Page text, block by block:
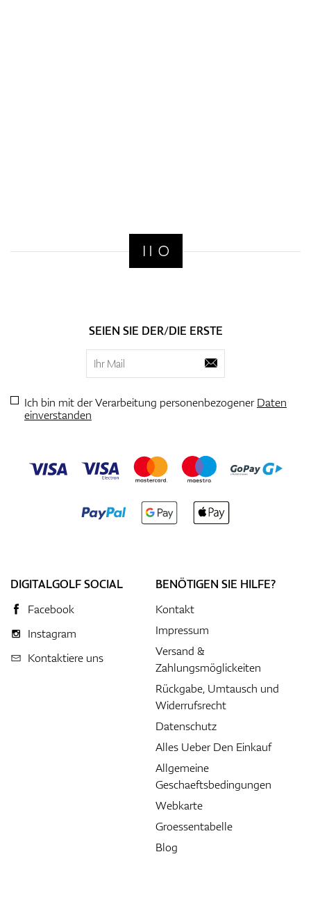
SEIEN SIE DER/DIE ERSTE
Ich bin mit der Verarbeitung personenbezogenerDaten
einverstanden
DIGITALGOLF SOCIAL
Facebook
Instagram
Kontaktiere uns
BENÖTIGEN SIE HILFE?
Kontakt
Impressum
Versand &
Zahlungsmöglickeiten
Rückgabe, Umtausch und
Widerrufsrecht
Datenschutz
Alles Ueber Den Einkauf
Allgemeine
Geschaeftsbedingungen
Webkarte
Groessentabelle
Blog